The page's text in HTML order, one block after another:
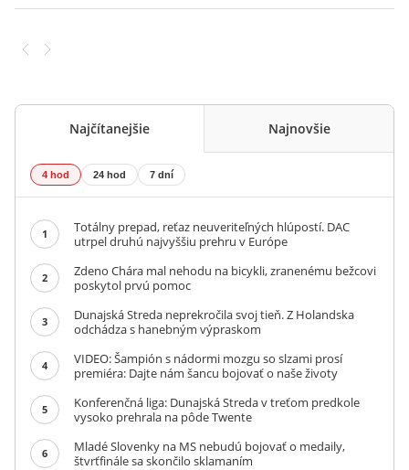
Najčítanejšie Najnovšie
4 hod 24 hod 7 dní
1
Totálny prepad, reťaz neuveriteľných hlúpostí. DAC
utrpel druhú najvyššiu prehru v Európe
2
Zdeno Chára mal nehodu na bicykli, zranenému bežcovi
poskytol prvú pomoc
3
Dunajská Streda neprekročila svoj tieň. Z Holandska
odchádza s hanebným výpraskom
4
VIDEO: Šampión s nádormi mozgu so slzami prosí
premiéra: Dajte nám šancu bojovať o naše životy
5
Konferenčná liga: Dunajská Streda v treťom predkole
vysoko prehrala na pôde Twente
6
Mladé Slovenky na MS nebudú bojovať o medaily,
štvrťfinále sa skončilo sklamaním